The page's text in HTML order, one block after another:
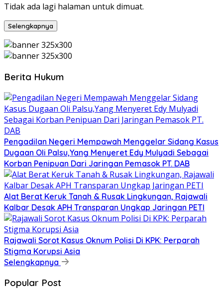
Tidak ada lagi halaman untuk dimuat.
Selengkapnya
Berita Hukum
Pengadilan Negeri Mempawah Menggelar Sidang Kasus
Dugaan Oli Palsu,Yang Menyeret Edy Mulyadi Sebagai
Korban Penipuan Dari Jaringan Pemasok PT. DAB
Alat Berat Keruk Tanah & Rusak Lingkungan, Rajawali
Kalbar Desak APH Transparan Ungkap Jaringan PETI
Rajawali Sorot Kasus Oknum Polisi Di KPK: Perparah
Stigma Korupsi Asia
Selengkapnya
Popular Post